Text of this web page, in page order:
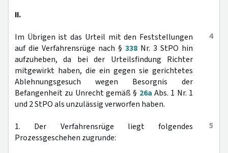
II.
4
Im Übrigen ist das Urteil mit den Feststellungen
auf die Verfahrensrüge nach § 338 Nr. 3 StPO hin
aufzuheben, da bei der Urteilsfindung Richter
mitgewirkt haben, die ein gegen sie gerichtetes
Ablehnungsgesuch wegen Besorgnis der
Befangenheit zu Unrecht gemäß § 26a Abs. 1 Nr. 1
und 2 StPO als unzulässig verworfen haben.
5
1. Der Verfahrensrüge liegt folgendes
Prozessgeschehen zugrunde: